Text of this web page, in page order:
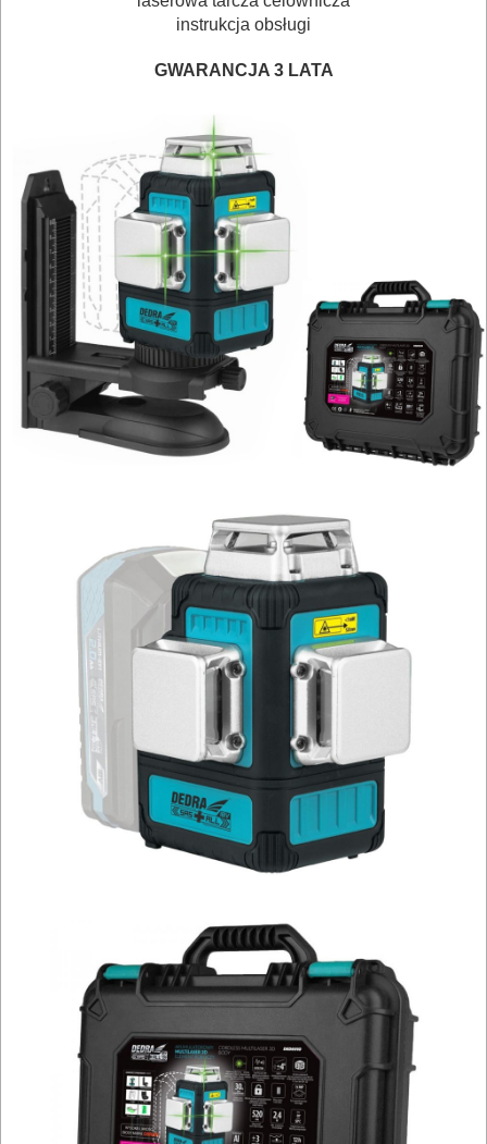
HYDRAULICZNE
INSTALACYJNE,
PALNIKI
PNEUMATYCZNE
AKCESORIA
KOMPRESORY
NARZĘDZIA
SPAWALNICTWO
URZĄDZENIA
ROZRUCHOWE
OSPRZĘT
AGREGATY
PRĄDOWE
ODZIEŻ
ROBOCZA
NARZĘDZIA
PILARKI-
KOSIARKI-
KOSY
MYJKI
CIŚNIENIOWE
instrukcja obsługi
GWARANCJA 3 LATA